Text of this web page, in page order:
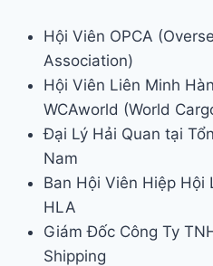
Hội Viên OPCA
Association)
Hội Viên Liên Minh
WCAworld (World
Đại Lý Hải Quan tại
Nam
Ban Hội Viên Hiệp Hội
HLA
Giám Đốc Công Ty
Shipping